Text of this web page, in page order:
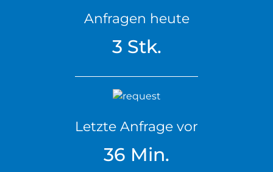
Anfragen heute
3 Stk.
Letzte Anfrage vor
36 Min.